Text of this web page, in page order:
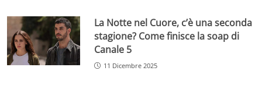
La Notte nel Cuore, c’è una seconda
stagione? Come finisce la soap di
Canale 5
11 Dicembre 2025